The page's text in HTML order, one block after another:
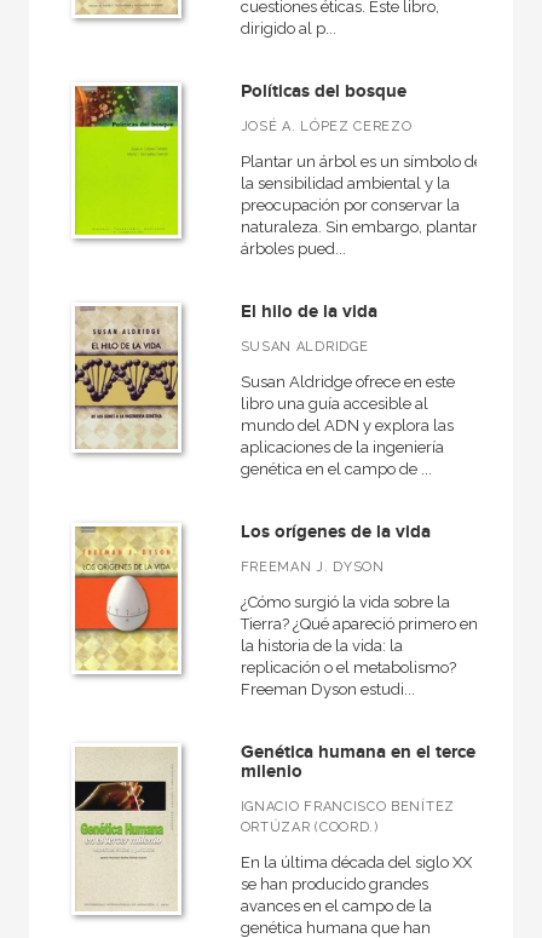
cuestiones éticas. Este libro,
dirigido al p...
Políticas del bosque
JOSÉ A. LÓPEZ CEREZO
Plantar un árbol es un símbolo de
la sensibilidad ambiental y la
preocupación por conservar la
naturaleza. Sin embargo, plantar
árboles pued...
El hilo de la vida
SUSAN ALDRIDGE
Susan Aldridge ofrece en este
libro una guía accesible al
mundo del ADN y explora las
aplicaciones de la ingeniería
genética en el campo de ...
Los orígenes de la vida
FREEMAN J. DYSON
¿Cómo surgió la vida sobre la
Tierra? ¿Qué apareció primero en
la historia de la vida: la
replicación o el metabolismo?
Freeman Dyson estudi...
Genética humana en el tercer
milenio
IGNACIO FRANCISCO BENÍTEZ
ORTÚZAR (COORD.)
En la última década del siglo XX
se han producido grandes
avances en el campo de la
genética humana que han